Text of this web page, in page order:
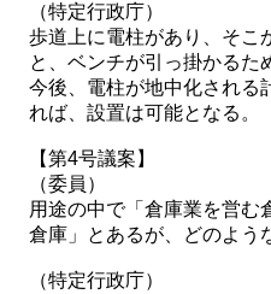
（特定行政庁）
歩道上に電柱があり、そこ
と、ベンチが引っ掛かるた
今後、電柱が地中化される
れば、設置は可能となる。
【第4号議案】
（委員）
用途の中で「倉庫業を営む
倉庫」とあるが、どのよう
（特定行政庁）